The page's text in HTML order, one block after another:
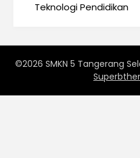
Teknologi Pendidikan
©2026 SMKN 5 Tangerang